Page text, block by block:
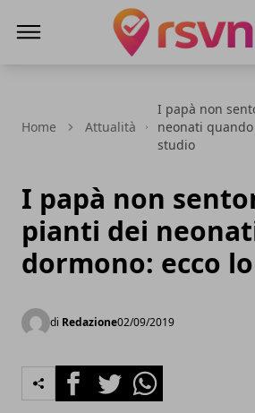
Home Attualità
I papà non
neonati
studio
I papà non
pianti dei
dormono: ecco
di Redazione02/09/2019
FacebookTwitterWhatsapp